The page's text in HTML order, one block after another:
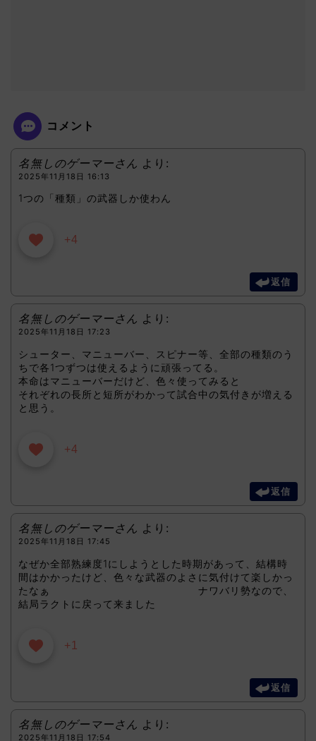
コメント
名無しのゲーマーさん より:
2025年11月18日 16:13
1つの「種類」の武器しか使わん
+4
返信
名無しのゲーマーさん より:
2025年11月18日 17:23
シューター、マニューバー、スピナー等、全部の種類のう
ちで各1つずつは使えるように頑張ってる。
本命はマニューバーだけど、色々使ってみると
それぞれの長所と短所がわかって試合中の気付きが増える
と思う。
+4
返信
名無しのゲーマーさん より:
2025年11月18日 17:45
なぜか全部熟練度1にしようとした時期があって、結構時
間はかかったけど、色々な武器のよさに気付けて楽しかっ
たなぁ ナワバリ勢なので、
結局ラクトに戻って来ました
+1
返信
名無しのゲーマーさん より:
2025年11月18日 17:54